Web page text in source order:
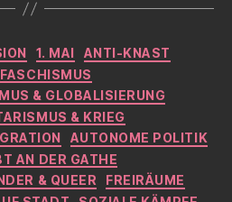
Kategorien
1. MAI
ANTI-KNAST
& GLOBALISIERUNG
& KRIEG
AUTONOME POLITIK
AN DER GATHE
& QUEER
FREIRÄUME